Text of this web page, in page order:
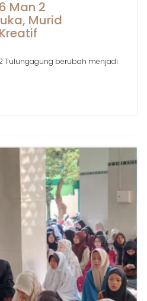
Man 2
Murid
2 Tulungagung berubah menjadi